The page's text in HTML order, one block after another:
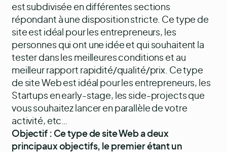
est subdivisée en différentes sections
répondant à une disposition stricte. Ce type de
site est idéal pour les entrepreneurs, les
personnes qui ont une idée et qui souhaitent la
tester dans les meilleures conditions et au
meilleur rapport rapidité/qualité/prix. Ce type
de site Web est idéal pour les entrepreneurs, les
Startups en early-stage, les side-projects que
vous souhaitez lancer en parallèle de votre
activité, etc…
Objectif : Ce type de site Web a deux
principaux objectifs, le premier étant un